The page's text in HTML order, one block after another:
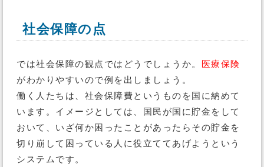
社会保障の点
では社会保障の観点ではどうでしょうか。
医療保険
がわかりやすいので例を出しましょう。
働く人たちは、社会保障費というものを国に納めて
います。イメージとしては、国民が国に貯金をして
おいて、いざ何か困ったことがあったらその貯金を
切り崩して困っている人に役立ててあげようという
システムです。